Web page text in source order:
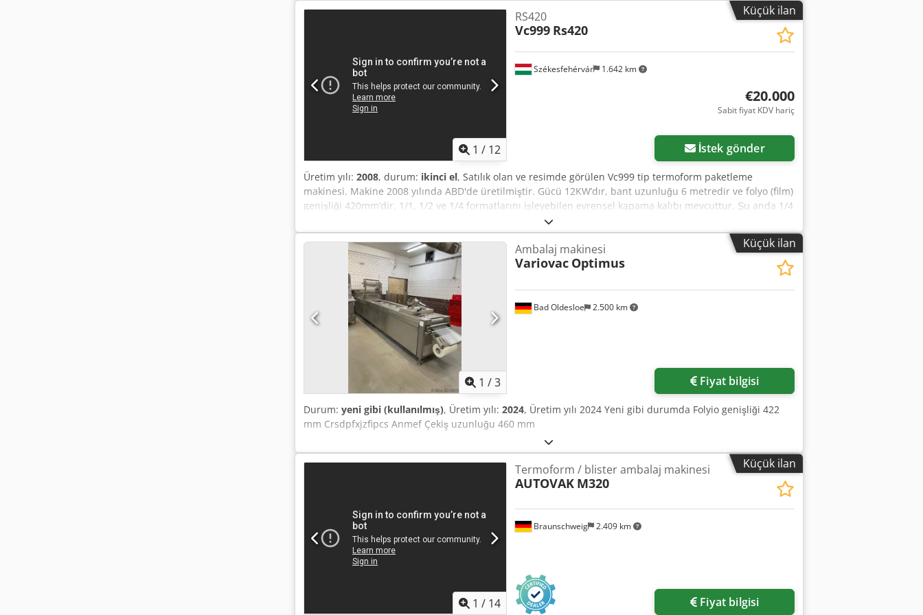
Negatif çekme derinliği: 150 mm. Paketleme yüksekliği: 150 mm. Folyo rulo çapı: 400 mm (blister); 350 mm
(skin). Folyo rulo iç çapı: 70 mm. Durum: Kullanılmış Fiyat: Talep üzerine
Küçük ilan
1 / 12
Székesfehérvár 1.642 km
RS420
Vc999 Rs420
€20.000
Sabit fiyat KDV hariç
İstek gönder
Üretim yılı: 2008, durum: ikinci el, Satılık olan ve resimde görülen Vc999 tip termoform paketleme
makinesi. Makine 2008 yılında ABD'de üretilmiştir. Gücü 12KW’dır, bant uzunluğu 6 metredir ve folyo (film)
genişliği 420mm’dir. 1/1, 1/2 ve 1/4 formatlarını işleyebilen evrensel kapama kalıbı mevcuttur. Şu anda 1/4
format kurulu olup, 1/2 kalıbı da dahildir. Koruyucu gazlı vakum sistemine sahiptir. 400g pinsa ürününü
1/2 kalıbı ile paketledik. Ayrıca XXL hamburger ve sosisli sandviç paketlemesi de yaptık. 2 adet Busch
vakum pompası bulunuyor; şekillendirme pompası makine yanında, paketleme vakum pompası ise
makine gövdesi içerisinde yer almaktadır. Makine 2025 yılında yenilenmiştir. Klips zinciri değiştirildi,
maliyeti yaklaşık 8000 avrodur. Tüm pnömatik silindirler, valfler ve sensörler bakım görmüş ve
yenilenmiştir. Her şey sorunsuz çalışıyor. Macaristan'da (8000 Székesfehérvár) test edilebilir. Fiyat KDV ve
nakliye hariçtir. Crodpfext N Etex Anmsf
Küçük ilan
1 /3
Bad Oldesloe 2.500 km
Ambalaj makinesi
Variovac Optimus
Fiyat bilgisi
Durum: yeni gibi (kullanılmış), Üretim yılı: 2024, Üretim yılı 2024 Yeni gibi durumda Folyio genişliği 422
mm Crsdpfxjzfipcs Anmef Çekiş uzunluğu 460 mm
Küçük ilan
1 / 14
Braunschweig 2.409 km
Termoform / blister ambalaj makinesi
AUTOVAK M320
Fiyat bilgisi